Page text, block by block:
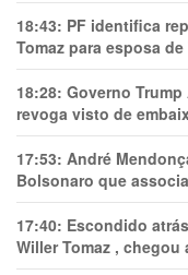
18:43: PF identifica
Tomaz para esposa
18:28: Governo Trump
revoga visto de
17:53: André
Bolsonaro que
17:40: Escondido
Willer Tomaz ,